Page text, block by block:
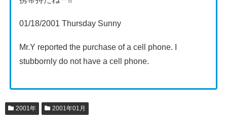
01/18/2001 Thursday Sunny
Mr.Y reported the purchase of a cell phone. I
stubbornly do not have a cell phone.
2001年 2001年01月